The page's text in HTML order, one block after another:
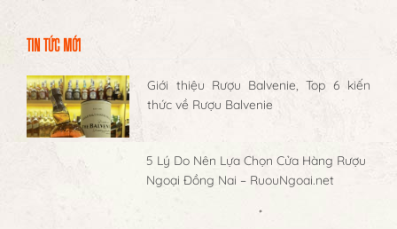
TIN TỨC MỚI
Giới thiệu Rượu Balvenie, Top 6 kiến
thức về Rượu Balvenie
5 Lý Do Nên Lựa Chọn Cửa Hàng Rượu
Ngoại Đồng Nai – RuouNgoai.net